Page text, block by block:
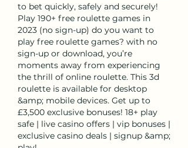
to bet quickly, safely and securely!
Play 190+ free roulette games in
2023 (no sign-up) do you want to
play free roulette games? with no
sign-up or download, you’re
moments away from experiencing
the thrill of online roulette. This 3d
roulette is available for desktop
&amp; mobile devices. Get up to
£3,500 exclusive bonuses! 18+ play
safe | live casino offers | vip bonuses |
exclusive casino deals | signup &amp;